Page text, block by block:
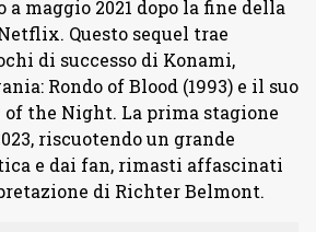
maggio 2021 dopo la fine della
Questo sequel trae
di successo di Konami,
Rondo of Blood (1993) e il suo
of the Night. La prima stagione
riscuotendo un grande
e dai fan, rimasti affascinati
di Richter Belmont.